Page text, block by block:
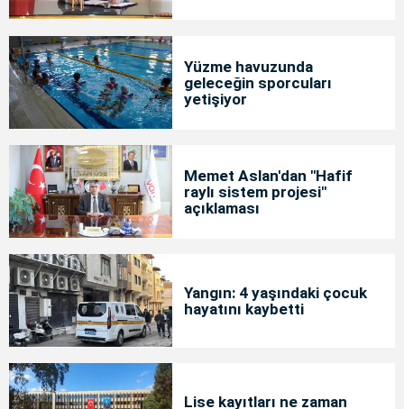
Yüzme havuzunda
geleceğin sporcuları
yetişiyor
Memet Aslan'dan "Hafif
raylı sistem projesi"
açıklaması
Yangın: 4 yaşındaki çocuk
hayatını kaybetti
Lise kayıtları ne zaman